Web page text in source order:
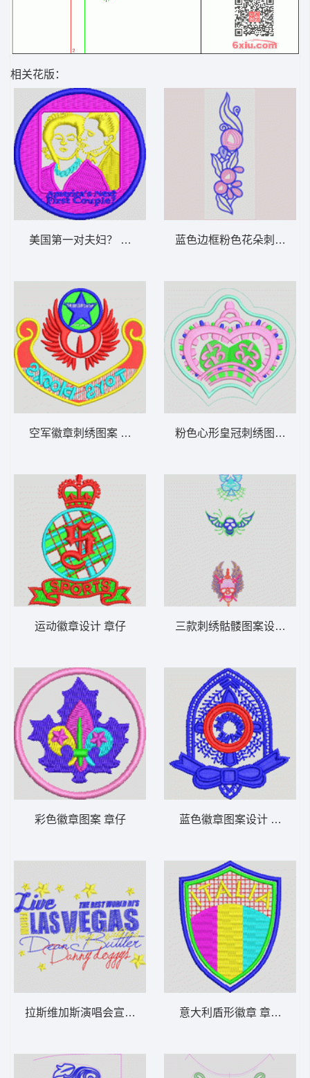
相关花版：
美国第一对夫妇？ 奥巴马
空军徽章刺绣图案 章仔
运动徽章设计 章仔
彩色徽章图案 章仔
拉斯维加斯演唱会宣传图 字母
蓝色边框粉色花朵刺绣图案
粉色心形皇冠刺绣图案 皇
三款刺绣骷髅图案设计 骷髅
蓝色徽章图案设计 章仔
意大利盾形徽章 章仔italia